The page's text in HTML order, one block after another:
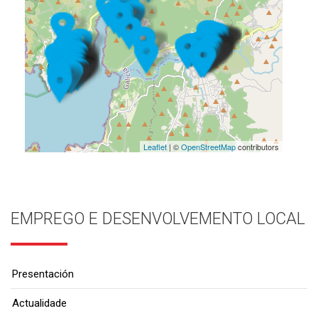
Leaflet| ©OpenStreetMapcontributors
EMPREGO E DESENVOLVEMENTO LOCAL
Presentación
Actualidade